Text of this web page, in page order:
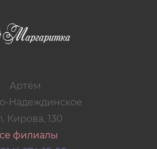
Артём
Надеждинское
Кирова, 130
филиалы